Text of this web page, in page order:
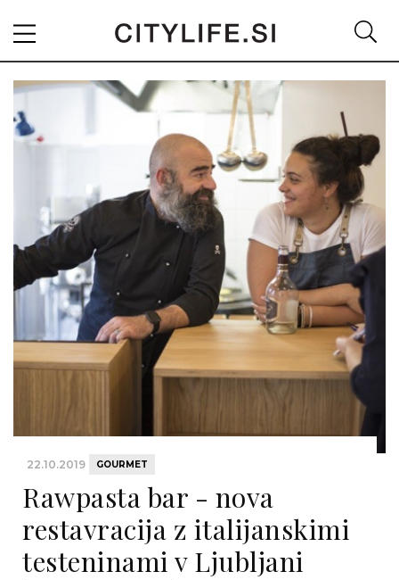
22.10.2019 GOURMET
Rawpasta bar - nova
restavracija z italijanskimi
testeninami v Ljubljani